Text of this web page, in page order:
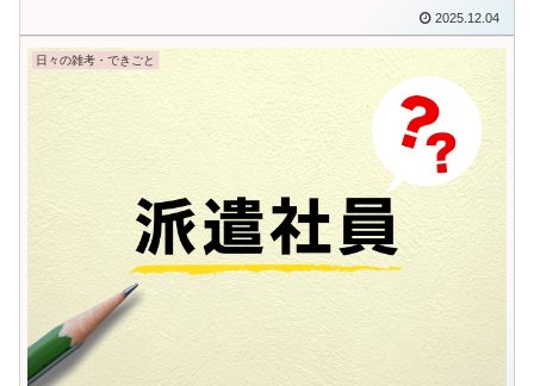
2025.12.04
日々の雑考・できごと